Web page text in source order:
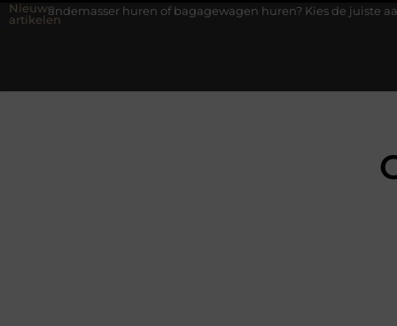
Nieuwe
artikelen
huren of bagagewagen huren? Kies de juiste aanhanger voor